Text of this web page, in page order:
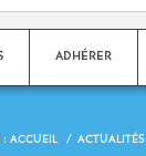
ADHÉRER
: ACCUEIL ACTUALITÉS